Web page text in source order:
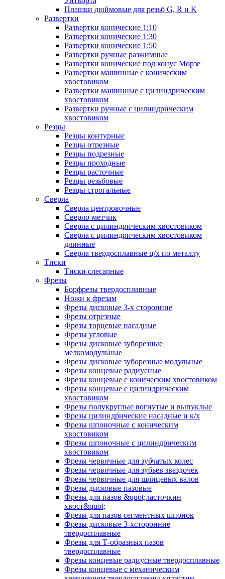
Плашки дюймовые для резьб G, R и K
Развертки
Развертки конические 1:10
Развертки конические 1:30
Развертки конические 1:50
Развертки ручные разжимные
Развертки конические под конус Морзе
Развертки машинные с коническим
хвостовиком
Развертки машинные с цилиндрическим
хвостовиком
Развертки ручные с цилиндрическим
хвостовиком
Резцы
Резцы контурные
Резцы отрезные
Резцы подрезные
Резцы проходные
Резцы расточные
Резцы резьбовые
Резцы строгальные
Сверла
Сверла центровочные
Сверло-метчик
Сверла с цилиндрическим хвостовиком
Сверла с цилиндрическим хвостовиком
длинные
Сверла твердосплавные ц/х по металлу
Тиски
Тиски слесарные
Фрезы
Борфрезы твердосплавные
Ножи к фрезам
Фрезы дисковые 3-х сторонние
Фрезы отрезные
Фрезы торцевые насадные
Фрезы угловые
Фрезы дисковые зуборезные
мелкомодульные
Фрезы дисковые зуборезные модульные
Фрезы концевые радиусные
Фрезы концевые с коническим хвостовиком
Фрезы концевые с цилиндрическим
хвостовиком
Фрезы полукруглые вогнутые и выпуклые
Фрезы цилиндрические насадные и к/х
Фрезы шпоночные с коническим
хвостовиком
Фрезы шпоночные с цилиндрическим
хвостовиком
Фрезы червячные для зубчатых колес
Фрезы червячные для зубьев звездочек
Фрезы червячные для шлицевых валов
Фрезы дисковые пазовые
Фрезы для пазов &quot;ласточкин
хвост&quot;
Фрезы для пазов сегментных шпонок
Фрезы дисковые 3-хсторонние
твердосплавные
Фрезы для Т-образных пазов
твердосплавные
Фрезы концевые радиусные твердосплавные
Фрезы концевые с механическим